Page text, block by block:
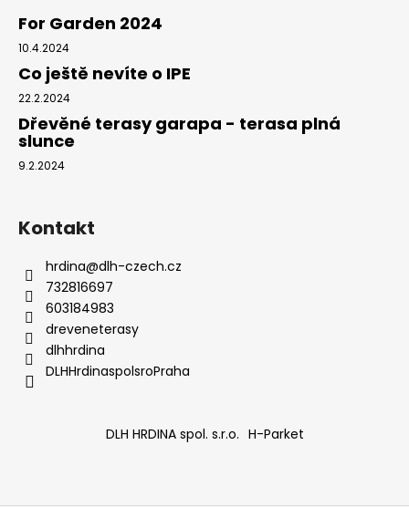
For Garden 2024
10.4.2024
Co ještě nevíte o IPE
22.2.2024
Dřevěné terasy garapa - terasa plná
slunce
9.2.2024
Kontakt
hrdina@dlh-czech.cz
732816697
603184983
dreveneterasy
dlhhrdina
DLHHrdinaspolsroPraha
DLH HRDINA spol. s.r.o. H-Parket